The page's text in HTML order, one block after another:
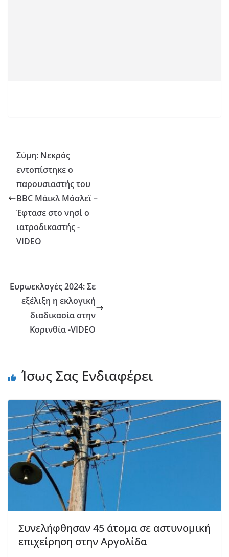
Σύμη: Νεκρός
εντοπίστηκε ο
παρουσιαστής του
BBC Μάικλ Μόσλεϊ –
Έφτασε στο νησί ο
ιατροδικαστής -
VIDEO
Ευρωεκλογές 2024: Σε
εξέλιξη η εκλογική
διαδικασία στην
Κορινθία -VIDEO
Ίσως Σας Ενδιαφέρει
Συνελήφθησαν 45 άτομα σε αστυνομική
επιχείρηση στην Αργολίδα